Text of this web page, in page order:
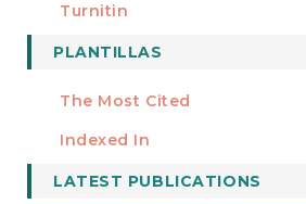
Turnitin
FORMATOS
PLANTILLAS
Manuscript Template
ESTADÍSTICOS
The Most Cited
Indexed In
LATEST PUBLICATIONS